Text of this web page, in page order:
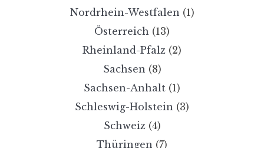
Nordrhein-Westfalen (1)
Österreich (13)
Rheinland-Pfalz (2)
Sachsen (8)
Sachsen-Anhalt (1)
Schleswig-Holstein (3)
Schweiz(4)
Thüringen (7)